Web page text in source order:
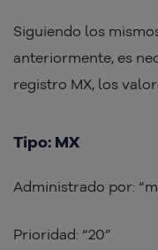
Siguiendo los
anteriormente, es
registro MX, los
Tipo: MX
Administrado por:
Prioridad: “20”